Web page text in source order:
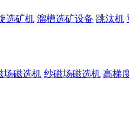
选矿机 溜槽选矿设备 跳汰机
场磁选机 纱磁场磁选机 高梯